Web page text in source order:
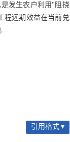
发生农户利用"阻挠
程远期效益在当前兑
引用格式 ▾